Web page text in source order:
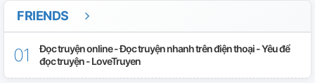
MTDTMNVN×VNCH
Nazi×Ussr
FRIENDS
Đọc truyện online - Đọc truyện nhanh trên điện thoại - Yêu để
đọc truyện - LoveTruyen